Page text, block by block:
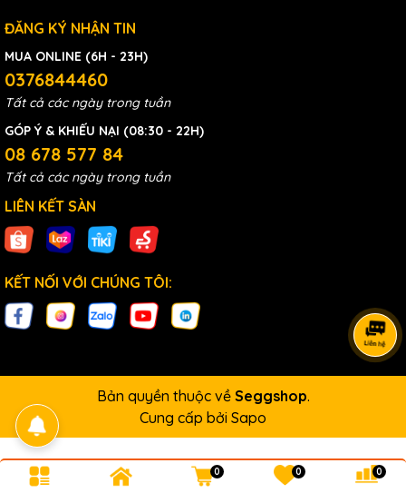
ĐĂNG KÝ NHẬN TIN
MUA ONLINE (6H - 23H)
0376844460
Tất cả các ngày trong tuần
GÓP Ý & KHIẾU NẠI (08:30 - 22H)
08 678 577 84
Tất cả các ngày trong tuần
LIÊN KẾT SÀN
KẾT NỐI VỚI CHÚNG TÔI:
Bản quyền thuộc về Seggshop.
Cung cấp bởi Sapo
0 0 0